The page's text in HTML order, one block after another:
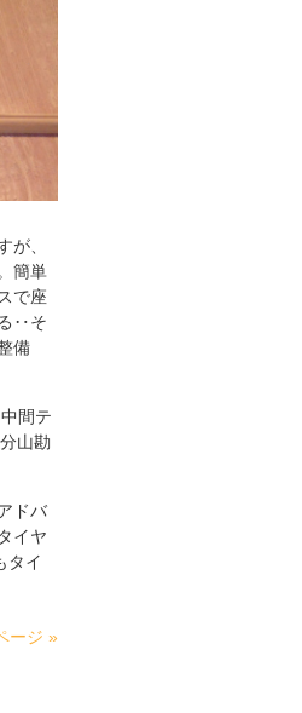
が、
簡単
で座
‥そ
備
間テ
山勘
ドバ
イヤ
タイ
ージ »